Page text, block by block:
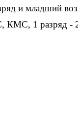
и младший
КМС, 1 разряд -